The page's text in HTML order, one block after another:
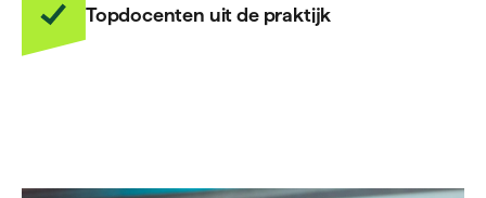
Topdocenten uit de praktijk